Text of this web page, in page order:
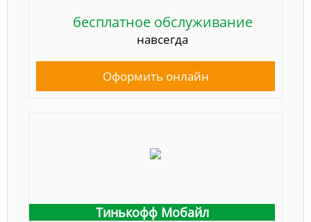
бесплатное обслуживание
навсегда
Оформить онлайн
Тинькофф Мобайл